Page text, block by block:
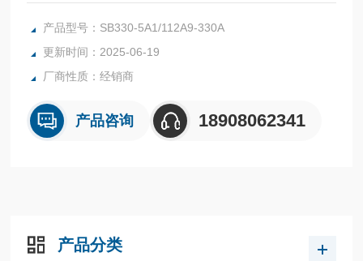
A9-330A
产品型号：SB330-5A1/112A9-330A
更新时间：2025-06-19
厂商性质：经销商
产品咨询 18908062341
产品分类